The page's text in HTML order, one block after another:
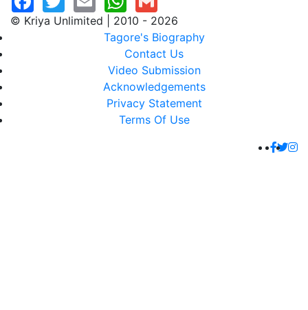
© Kriya Unlimited | 2010 - 2026
Tagore's Biography
Contact Us
Video Submission
Acknowledgements
Privacy Statement
Terms Of Use